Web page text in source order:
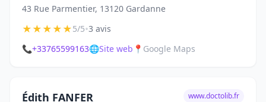
43 Rue Parmentier, 13120 Gardanne
★★★★★5/5•3 avis
📞+33765599163🌐Site web 📍 Google Maps
Édith FANFER www.doctolib.fr